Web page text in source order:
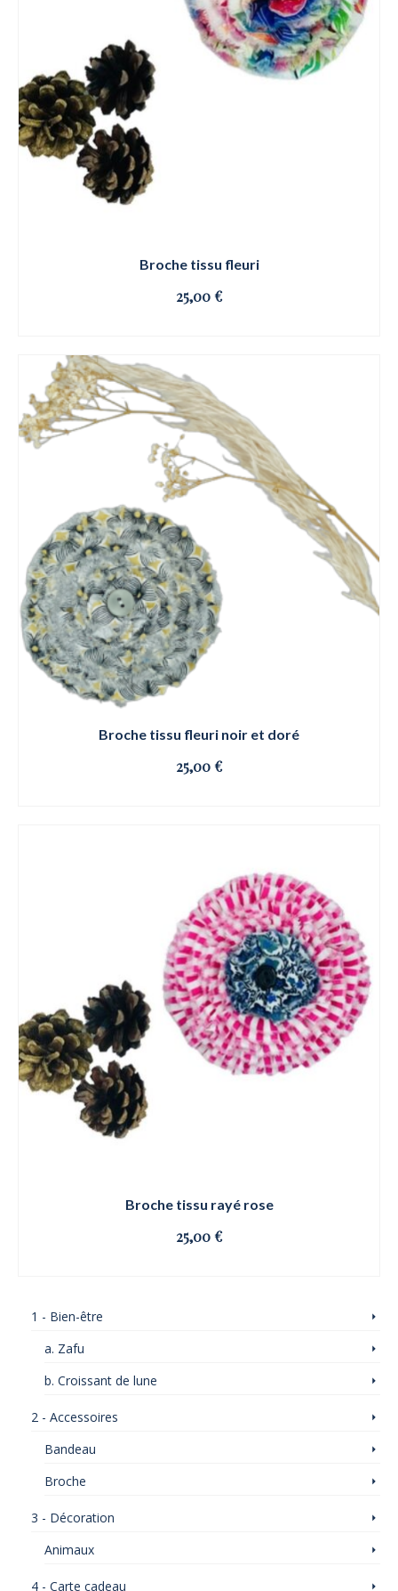
Broche tissu fleuri
25,00€
Broche tissu fleuri noir et doré
25,00€
Broche tissu rayé rose
25,00€
1 - Bien-être
a. Zafu
b. Croissant de lune
2 - Accessoires
Bandeau
Broche
3 - Décoration
Animaux
4 - Carte cadeau